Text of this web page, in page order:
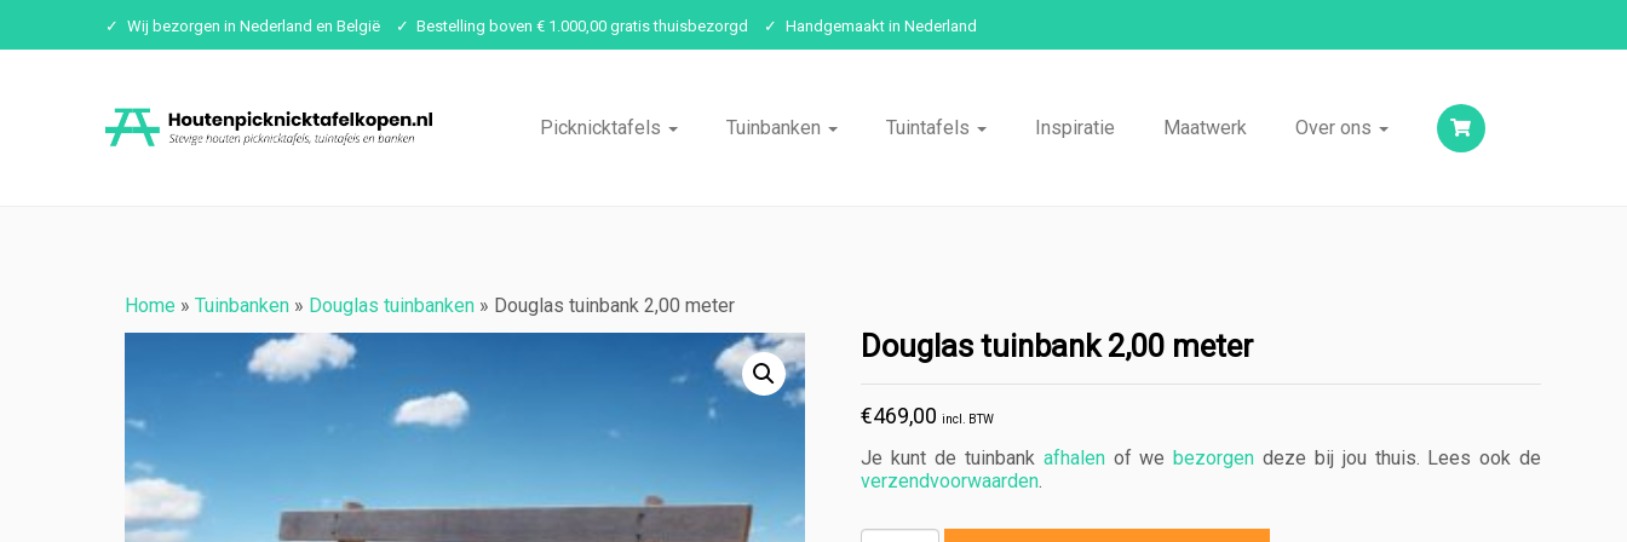
Wij bezorgen in Nederland en België Bestelling boven € 1.000,00 gratis thuisbezorgd Handgemaakt in Nederland
Picknicktafels Tuinbanken Tuintafels Inspiratie Maatwerk Over ons
Home » Tuinbanken » Douglas tuinbanken » Douglas tuinbank 2,00 meter
Douglas tuinbank 2,00 meter
€469,00 incl. BTW
Je kunt de tuinbank afhalenof we bezorgen deze bij jou thuis. Lees ook de
verzendvoorwaarden.